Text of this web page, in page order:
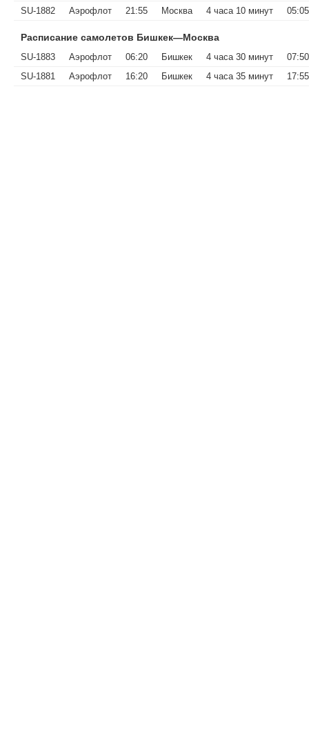
SU-1882
Аэрофлот 21:55 Москва 4 часа 10 минут 05:05
Расписание самолетов Бишкек—Москва
SU-1883 Аэрофлот 06:20 Бишкек 4 часа 30 минут
07:50
SU-1881
Аэрофлот 16:20 Бишкек 4 часа 35 минут 17:55